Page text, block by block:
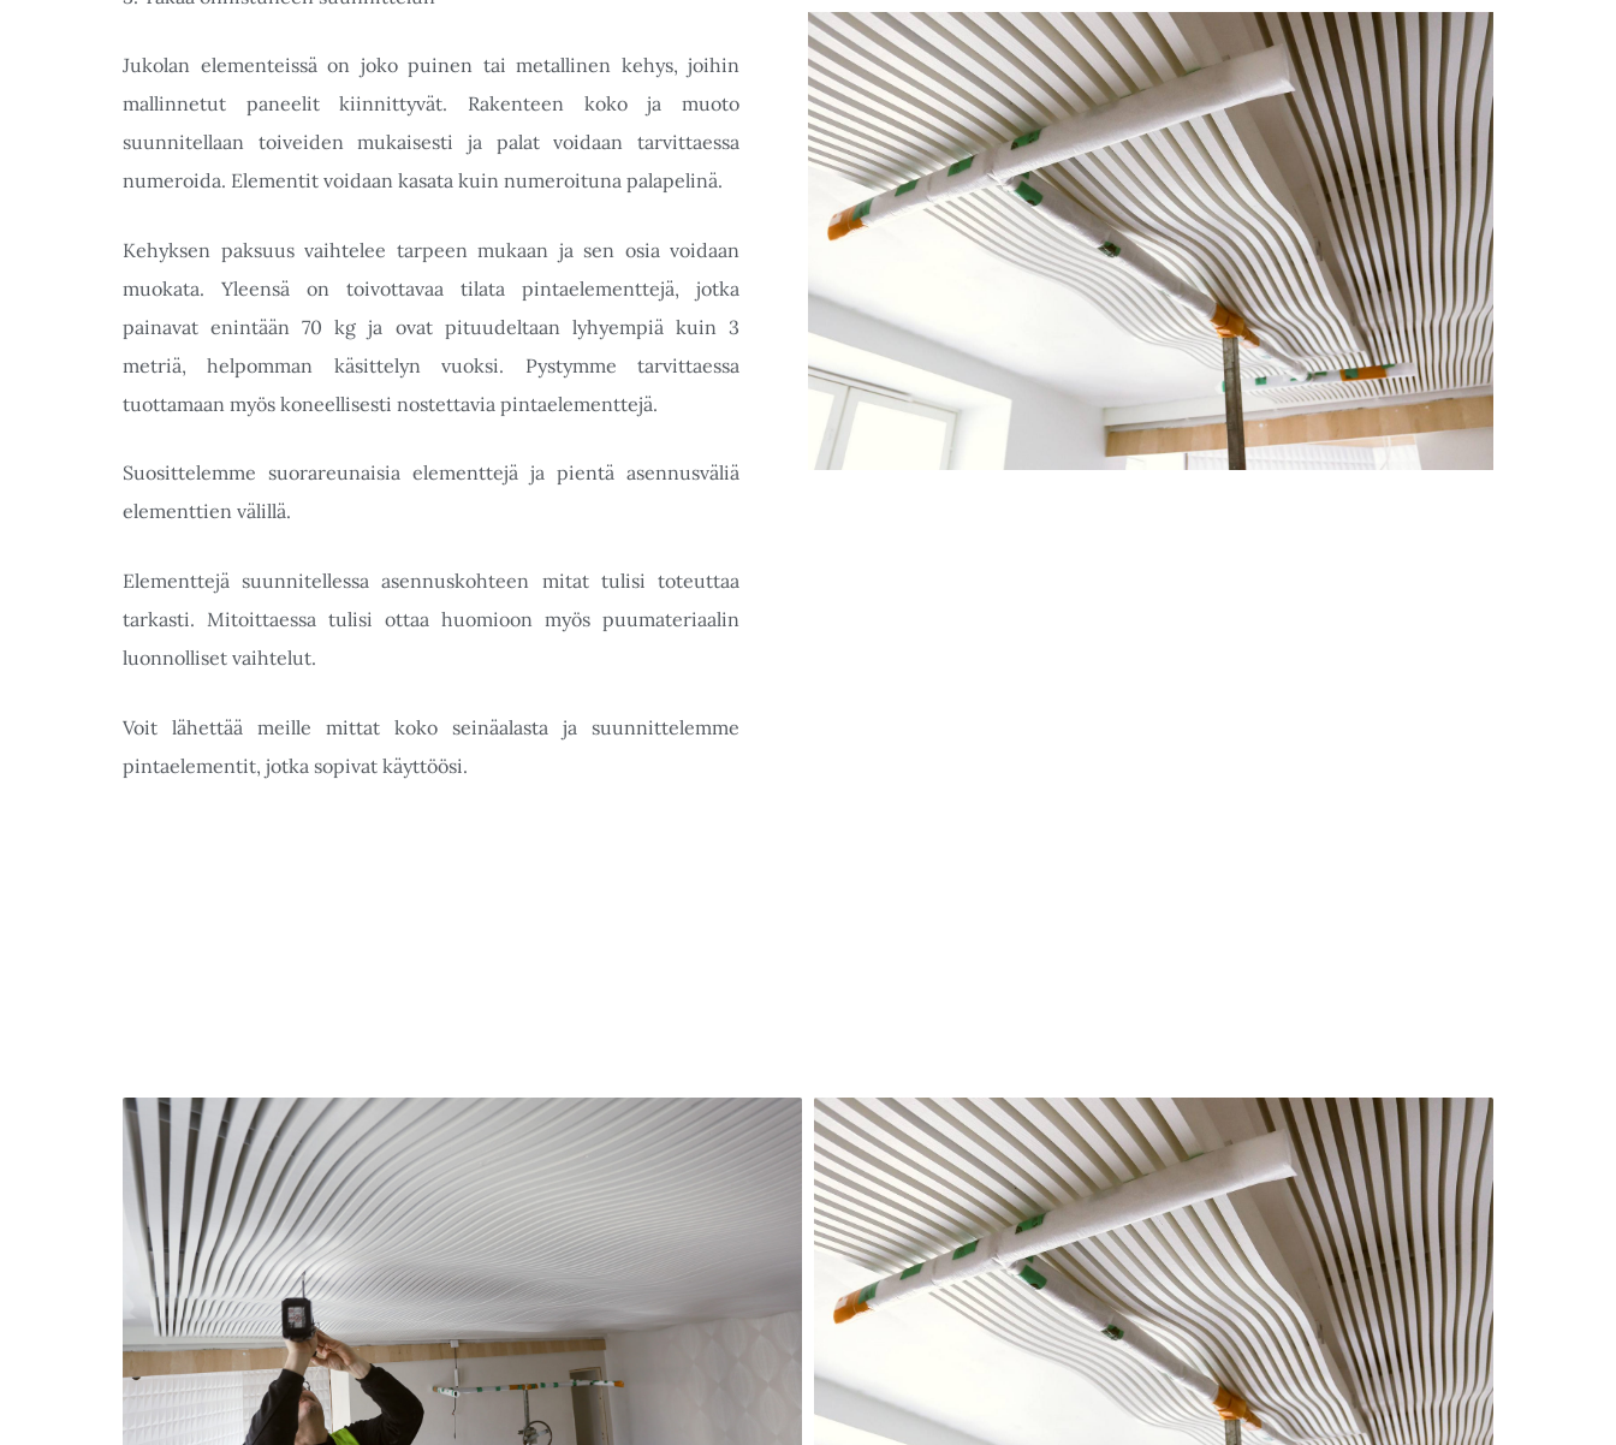
Jukolan elementeissä on joko puinen tai metallinen kehys, joihin
mallinnetut paneelit kiinnittyvät. Rakenteen koko ja muoto
suunnitellaan toiveiden mukaisesti ja palat voidaan tarvittaessa
numeroida. Elementit voidaan kasata kuin numeroituna palapelinä.
Kehyksen paksuus vaihtelee tarpeen mukaan ja sen osia voidaan
muokata. Yleensä on toivottavaa tilata pintaelementtejä, jotka
painavat enintään 70 kg ja ovat pituudeltaan lyhyempiä kuin 3
metriä, helpomman käsittelyn vuoksi. Pystymme tarvittaessa
tuottamaan myös koneellisesti nostettavia pintaelementtejä.
Suosittelemme suorareunaisia ​​elementtejä ja pientä asennusväliä
elementtien välillä.
Elementtejä suunnitellessa asennuskohteen mitat tulisi toteuttaa
tarkasti. Mitoittaessa tulisi ottaa huomioon myös puumateriaalin
luonnolliset vaihtelut.
Voit lähettää meille mittat koko seinäalasta ja suunnittelemme
pintaelementit, jotka sopivat käyttöösi.